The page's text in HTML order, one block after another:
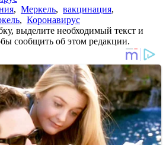
, Меркель, вакцинация,
, Коронавирус
выделите необходимый текст и
сообщить об этом редакции.